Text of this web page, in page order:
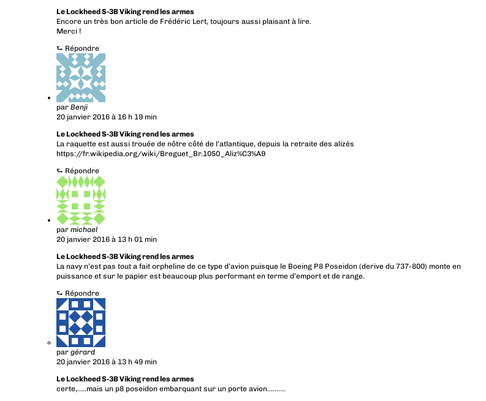
Le Lockheed S-3B Viking rend les armes
Encore un très bon article de Frédéric Lert, toujours aussi plaisant à lire.
Merci !
⮑ Répondre
par Benji
20 janvier 2016 à 16 h 19 min
Le Lockheed S-3B Viking rend les armes
La raquette est aussi trouée de nôtre côté de l’atlantique, depuis la retraite des alizés
https://fr.wikipedia.org/wiki/Breguet_Br.1050_Aliz%C3%A9
⮑ Répondre
par michael
20 janvier 2016 à 13 h 01 min
Le Lockheed S-3B Viking rend les armes
La navy n’est pas tout a fait orpheline de ce type d’avion puisque le Boeing P8 Poseidon (derive du 737-800) monte en
puissance et sur le papier est beaucoup plus performant en terme d’emport et de range.
⮑ Répondre
par gérard
20 janvier 2016 à 13 h 49 min
Le Lockheed S-3B Viking rend les armes
certe,…..mais un p8 poseidon embarquant sur un porte avion……….